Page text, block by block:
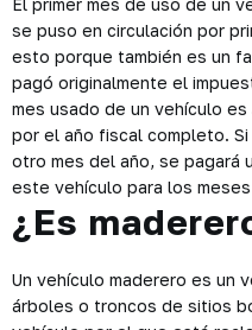
se puso en circulación por
esto porque también es un
pagó originalmente el
mes usado de un vehículo
por el año fiscal completo.
otro mes del año, se pagará
este vehículo para los
¿Es
Un vehículo maderero es un
árboles o troncos de sitios